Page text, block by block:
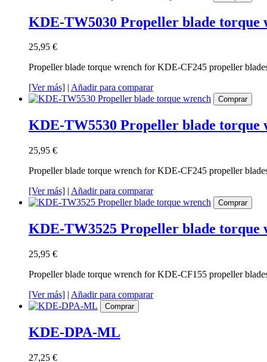
KDE-TW5030 Propeller blade torque
25,95 €
Propeller blade torque wrench for KDE-CF245 propeller
[Ver más]
Añadir para comparar
Comprar
KDE-TW5530 Propeller blade torque
25,95 €
Propeller blade torque wrench for KDE-CF245 propeller
[Ver más] | Añadir para comparar
Comprar
KDE-TW3525 Propeller blade torque
25,95 €
Propeller blade torque wrench for KDE-CF155 propeller
[Ver más] | Añadir para comparar
Comprar
KDE-DPA-ML
27,25 €